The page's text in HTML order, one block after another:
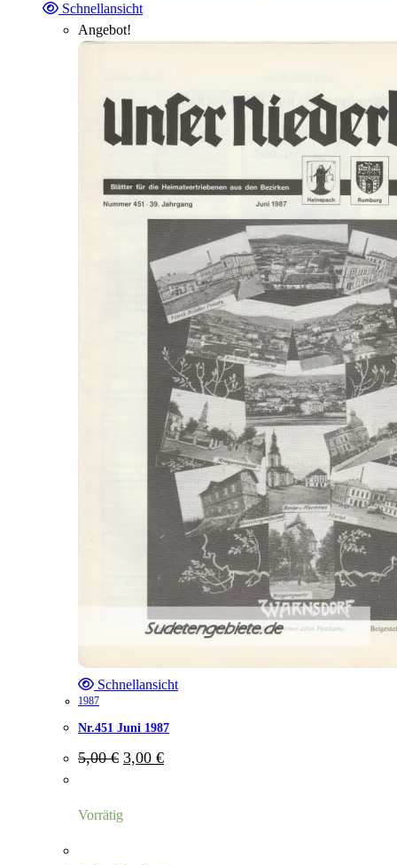
Schnellansicht
Angebot!
Schnellansicht
1987
Nr.451 Juni 1987
5,00€ Ursprünglicher
Preis
3,00 €Aktueller
Preis
Vorrätig